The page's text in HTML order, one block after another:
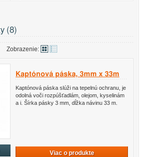
(8)
Zobrazenie:
Kaptónová páska, 3mm x 33m
Kaptónová páska slúži na tepelnú ochranu, je
odolná voči rozpúšťadlám, olejom, kyselinám
a i. Šírka pásky 3 mm, dĺžka návinu 33 m.
Viac o produkte